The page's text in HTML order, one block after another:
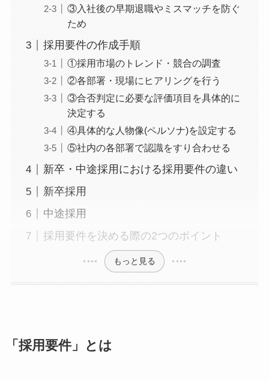
③入社後の早期退職やミスマッチを防ぐ
ため
採用要件の作成手順
①採用市場のトレンド・競合の調査
②各部署・現場にヒアリングを行う
③合否判定に必要な評価項目を具体的に
決定する
④具体的な人物像(ペルソナ)を設定する
⑤社内の各部署で認識をすり合わせる
新卒・中途採用における採用要件の違い
新卒採用
中途採用
採用要件を決める際の2つのポイント
もっと見る
「採用要件」とは